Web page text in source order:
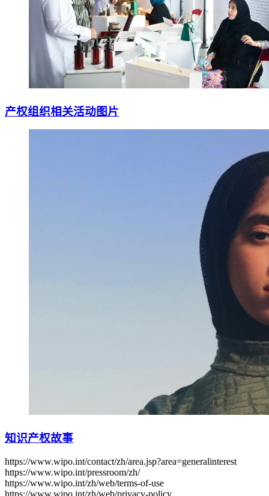
产权组织相关活动图片
知识产权故事
https://www.wipo.int/contact/zh/area.jsp?area=generalinterest
https://www.wipo.int/pressroom/zh/
https://www.wipo.int/zh/web/terms-of-use
https://www.wipo.int/zh/web/privacy-policy